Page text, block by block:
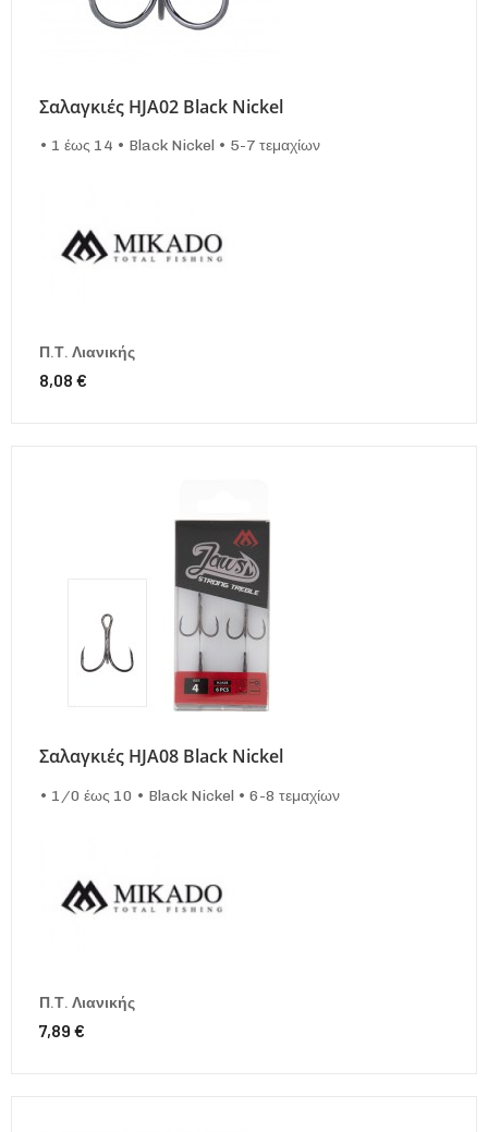
Σαλαγκιές HJA02 Black Nickel
• 1 έως 14 • Black Nickel • 5-7 τεμαχίων
Π.Τ. Λιανικής
8,08 €
Σαλαγκιές HJA08 Black Nickel
• 1/0 έως 10 • Black Nickel • 6-8 τεμαχίων
Π.Τ. Λιανικής
7,89 €